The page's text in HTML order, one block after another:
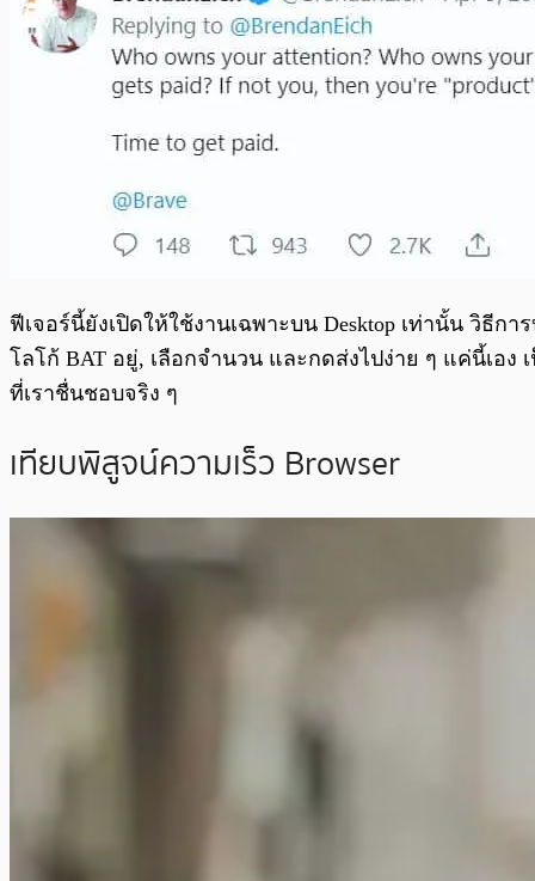
ฟีเจอร์นี้ยังเปิดให้ใช้งานเฉพาะบน Desktop เท่านั้น วิธีก
โลโก้ BAT อยู่, เลือกจำนวน และกดส่งไปง่าย ๆ แค่นี้เอง
ที่เราชื่นชอบจริง ๆ
เทียบพิสูจน์ความเร็ว Browser